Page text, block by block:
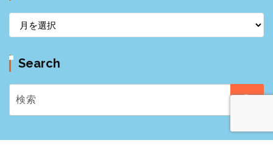
r
c
h
i
Search